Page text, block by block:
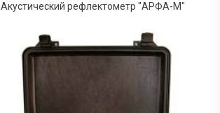
Акустический рефлектометр "АРФА-М"